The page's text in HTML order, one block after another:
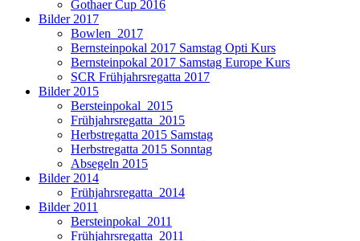
Gothaer Cup 2016
Bilder 2017
Bowlen_2017
Bernsteinpokal 2017 Samstag Opti Kurs
Bernsteinpokal 2017 Samstag Europe Kurs
SCR Frühjahrsregatta 2017
Bilder 2015
Bersteinpokal_2015
Frühjahrsregatta_2015
Herbstregatta 2015 Samstag
Herbstregatta 2015 Sonntag
Absegeln 2015
Bilder 2014
Frühjahrsregatta_2014
Bilder 2011
Bersteinpokal_2011
Frühjahrsregatta_2011